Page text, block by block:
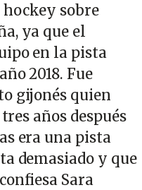
hockey sobre
ya que el
en la pista
2018. Fue
gijonés quien
años después
era una pista
demasiado y que
Sara